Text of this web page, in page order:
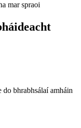
mar spraoi
do bhrabhsálaí amháin